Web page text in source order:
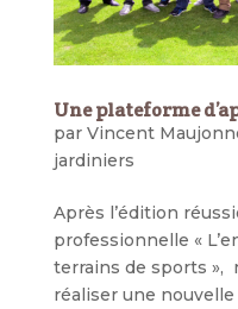
Une plateforme
par Vincent
jardiniers
Après l’édition
professionnelle «
terrains de sports »,
réaliser une